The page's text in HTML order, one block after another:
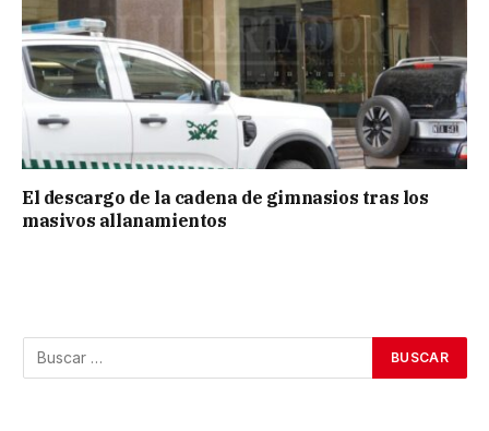
El descargo de la cadena de gimnasios tras los
masivos allanamientos